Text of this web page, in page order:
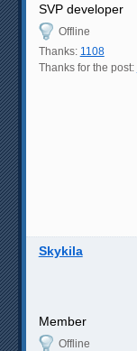
SVP developer
Offline
Thanks: 1108
Thanks for the post:
Skykila
Member
Offline